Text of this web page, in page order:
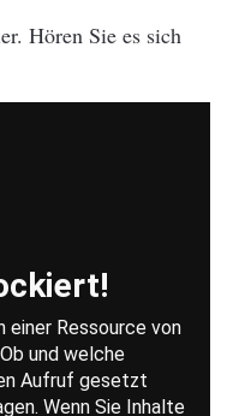
Hören Sie es sich